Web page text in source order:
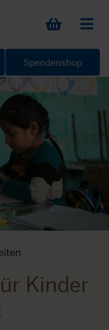
Spendenshop
Kinder